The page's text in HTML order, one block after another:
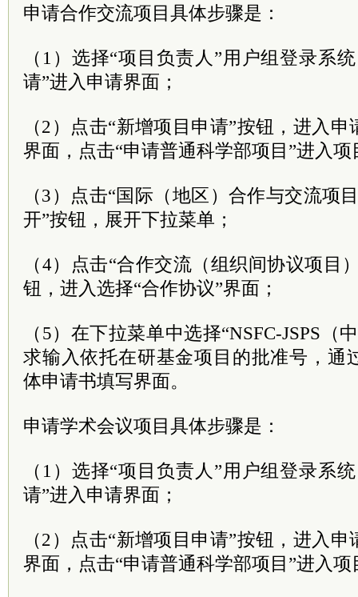
申请合作交流项目具体步骤是：
（1）选择“项目负责人”用户组登录系
请”进入申请界面；
（2）点击“新增项目申请”按钮，进入
界面，点击“申请普通科学部项目”进入
（3）点击“国际（地区）合作与交流项
开”按钮，展开下拉菜单；
（4）点击“合作交流（组织间协议项目
钮，进入选择“合作协议”界面；
（5）在下拉菜单中选择“NSFC-JSPS（
求输入依托在研基金项目的批准号，通
体申请书填写界面。
申请学术会议项目具体步骤是：
（1）选择“项目负责人”用户组登录系
请”进入申请界面；
（2）点击“新增项目申请”按钮，进入
界面，点击“申请普通科学部项目”进入